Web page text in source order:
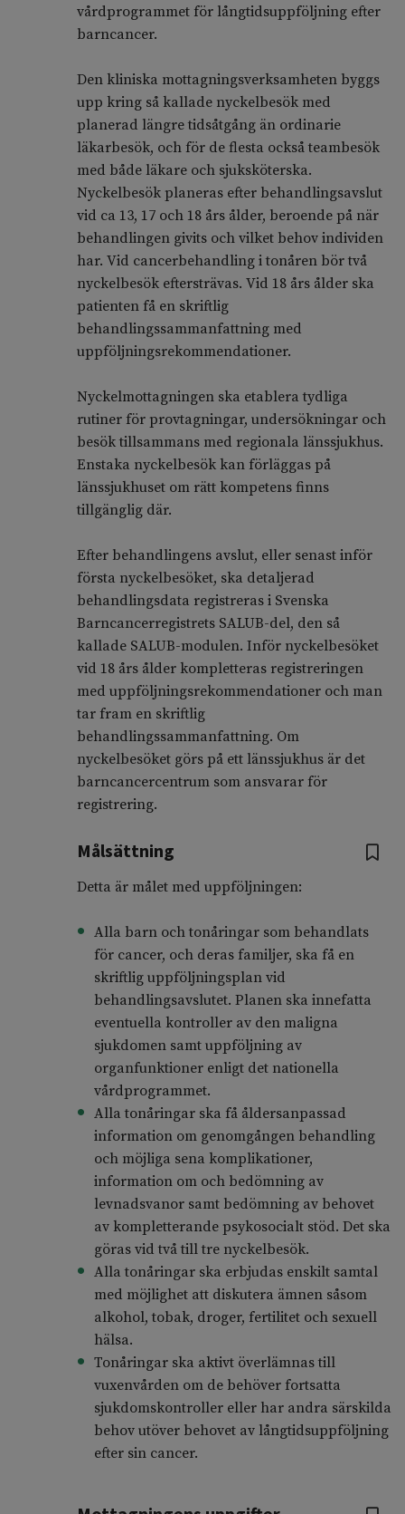
vårdprogrammet för långtidsuppföljning efter
barncancer.
Den kliniska mottagningsverksamheten byggs
upp kring så kallade nyckelbesök med
planerad längre tidsåtgång än ordinarie
läkarbesök, och för de flesta också teambesök
med både läkare och sjuksköterska.
Nyckelbesök planeras efter behandlingsavslut
vid ca 13, 17 och 18 års ålder, beroende på när
behandlingen givits och vilket behov individen
har. Vid cancerbehandling i tonåren bör två
nyckelbesök eftersträvas. Vid 18 års ålder ska
patienten få en skriftlig
behandlingssammanfattning med
uppföljningsrekommendationer.
Nyckelmottagningen ska etablera tydliga
rutiner för provtagningar, undersökningar och
besök tillsammans med regionala länssjukhus.
Enstaka nyckelbesök kan förläggas på
länssjukhuset om rätt kompetens finns
tillgänglig där.
Efter behandlingens avslut, eller senast inför
första nyckelbesöket, ska detaljerad
behandlingsdata registreras i Svenska
Barncancerregistrets SALUB-del, den så
kallade SALUB-modulen. Inför nyckelbesöket
vid 18 års ålder kompletteras registreringen
med uppföljningsrekommendationer och man
tar fram en skriftlig
behandlingssammanfattning. Om
nyckelbesöket görs på ett länssjukhus är det
barncancercentrum som ansvarar för
registrering.
Målsättning
Detta är målet med uppföljningen:
Alla barn och tonåringar som behandlats
för cancer, och deras familjer, ska få en
skriftlig uppföljningsplan vid
behandlingsavslutet. Planen ska innefatta
eventuella kontroller av den maligna
sjukdomen samt uppföljning av
organfunktioner enligt det nationella
vårdprogrammet.
Alla tonåringar ska få åldersanpassad
information om genomgången behandling
och möjliga sena komplikationer,
information om och bedömning av
levnadsvanor samt bedömning av behovet
av kompletterande psykosocialt stöd. Det ska
göras vid två till tre nyckelbesök.
Alla tonåringar ska erbjudas enskilt samtal
med möjlighet att diskutera ämnen såsom
alkohol, tobak, droger, fertilitet och sexuell
hälsa.
Tonåringar ska aktivt överlämnas till
vuxenvården om de behöver fortsatta
sjukdomskontroller eller har andra särskilda
behov utöver behovet av långtidsuppföljning
efter sin cancer.